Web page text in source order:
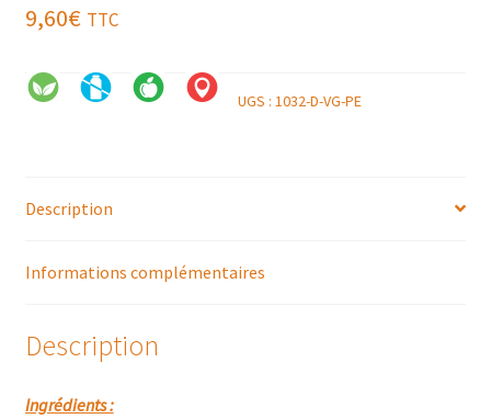
9,60€ TTC
UGS : 1032-D-VG-PE
Description
Informations complémentaires
Description
Ingrédients :